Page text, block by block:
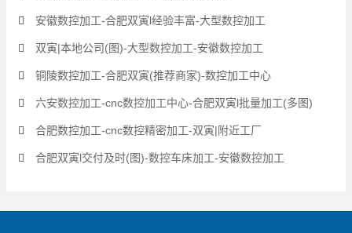
安徽数控加工-合肥双寅l经验丰富-大型数控加工
双寅|本地公司(图)-大型数控加工-安徽数控加工
铜陵数控加工-合肥双寅(推荐商家)-数控加工中心
六安数控加工-cnc数控加工中心-合肥双寅l批量加工(多图)
合肥数控加工-cnc数控精密加工-双寅|附近工厂
合肥双寅l交付及时(图)-数控车床加工-安徽数控加工